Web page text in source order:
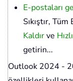
E-postaları
Sıkıştır,
Kaldırve
getirin...
Outlook 2024 -